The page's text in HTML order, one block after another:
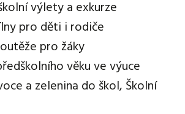
výlety a exkurze
pro děti i rodiče
pro žáky
věku ve výuce
a zelenina do škol, Školní